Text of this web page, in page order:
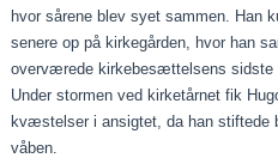
hvor sårene blev syet sammen. Han
senere op på kirkegården, hvor han
overværede kirkebesættelsens sidste
Under stormen ved kirketårnet fik
kvæstelser i ansigtet, da han stiftede
våben.